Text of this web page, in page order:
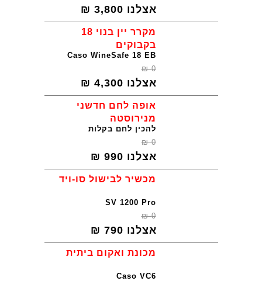
אצלנו 3,800
₪
מקרר יין בנוי 18
בקבוקים
Caso WineSafe 18 EB
0
₪
אצלנו 4,300
₪
אופה לחם חדשני
מנירוסטה
להכין לחם בקלות
0
₪
אצלנו 990
₪
מכשיר לבישול סו-ויד
SV 1200 Pro
0
₪
אצלנו 790
₪
מכונת ואקום ביתית
Caso VC6